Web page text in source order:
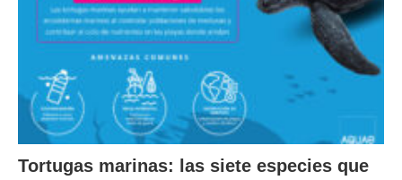
Tortugas marinas: las siete especies que